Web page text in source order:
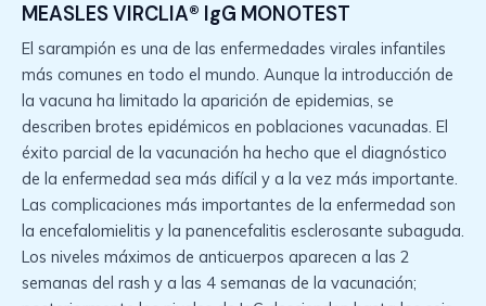
MEASLES VIRCLIA® IgG MONOTEST
El sarampión es una de las enfermedades virales infantiles
más comunes en todo el mundo. Aunque la introducción de
la vacuna ha limitado la aparición de epidemias, se
describen brotes epidémicos en poblaciones vacunadas. El
éxito parcial de la vacunación ha hecho que el diagnóstico
de la enfermedad sea más difícil y a la vez más importante.
Las complicaciones más importantes de la enfermedad son
la encefalomielitis y la panencefalitis esclerosante subaguda.
Los niveles máximos de anticuerpos aparecen a las 2
semanas del rash y a las 4 semanas de la vacunación;